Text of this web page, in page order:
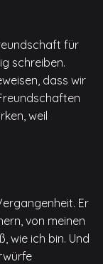
für
schreiben.
dass wir
weil
Er
von meinen
wie ich bin. Und